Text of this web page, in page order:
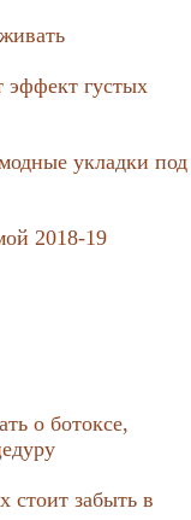
эффект густых
укладки под
2018-19
о ботоксе,
стоит забыть в